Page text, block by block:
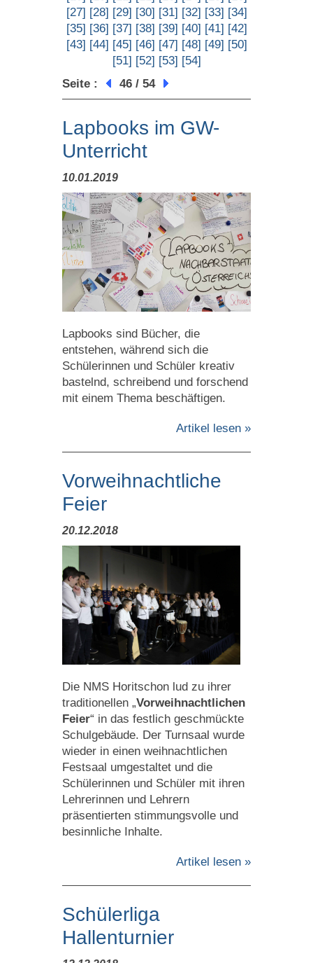
[27] [28] [29] [30] [31] [32] [33] [34]
[35] [36] [37] [38] [39] [40] [41] [42]
[43] [44] [45] [46] [47] [48] [49] [50]
[51] [52] [53] [54]
Seite :
46 / 54
Lapbooks im GW-
Unterricht
10.01.2019
Lapbooks sind Bücher, die
entstehen, während sich die
Schülerinnen und Schüler kreativ
bastelnd, schreibend und forschend
mit einem Thema beschäftigen.
Artikel lesen »
Vorweihnachtliche
Feier
20.12.2018
Die NMS Horitschon lud zu ihrer
traditionellen „Vorweihnachtlichen
Feier“ in das festlich geschmückte
Schulgebäude. Der Turnsaal wurde
wieder in einen weihnachtlichen
Festsaal umgestaltet und die
Schülerinnen und Schüler mit ihren
Lehrerinnen und Lehrern
präsentierten stimmungsvolle und
besinnliche Inhalte.
Artikel lesen »
Schülerliga
Hallenturnier